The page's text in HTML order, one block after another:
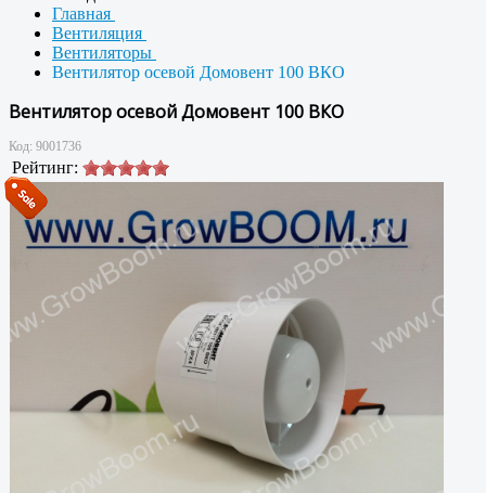
Главная
Вентиляция
Вентиляторы
Вентилятор осевой Домовент 100 ВКО
Вентилятор осевой Домовент 100 ВКО
Код: 9001736
Рейтинг: